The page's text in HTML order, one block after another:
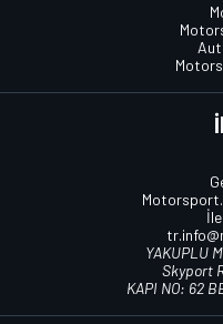
YAKUPLU
Skyport
KAPI NO: 62